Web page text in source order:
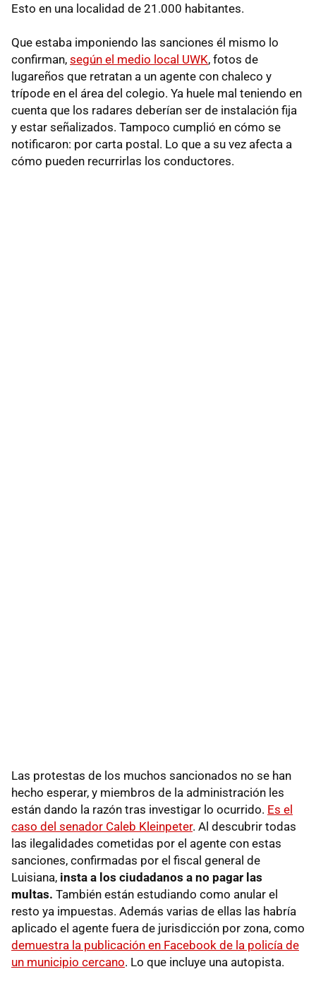
Esto en una localidad de 21.000 habitantes.
Que estaba imponiendo las sanciones él mismo lo
confirman, según el medio local UWK, fotos de
lugareños que retratan a un agente con chaleco y
trípode en el área del colegio. Ya huele mal teniendo en
cuenta que los radares deberían ser de instalación fija
y estar señalizados. Tampoco cumplió en cómo se
notificaron: por carta postal. Lo que a su vez afecta a
cómo pueden recurrirlas los conductores.
Las protestas de los muchos sancionados no se han
hecho esperar, y miembros de la administración les
están dando la razón tras investigar lo ocurrido. Es el
caso del senador Caleb Kleinpeter. Al descubrir todas
las ilegalidades cometidas por el agente con estas
sanciones, confirmadas por el fiscal general de
Luisiana, insta a los ciudadanos a no pagar las
multas. También están estudiando como anular el
resto ya impuestas. Además varias de ellas las habría
aplicado el agente fuera de jurisdicción por zona, como
demuestra la publicación en Facebook de la policía de
un municipio cercano. Lo que incluye una autopista.